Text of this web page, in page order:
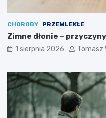
CHOROBY PRZEWLEKŁE
Zimne dłonie –
1 sierpnia 2026 Tomasz